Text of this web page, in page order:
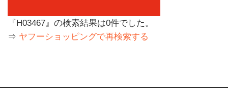
『H03467』の検索結果は0件でした。
⇒ ヤフーショッピングで再検索する